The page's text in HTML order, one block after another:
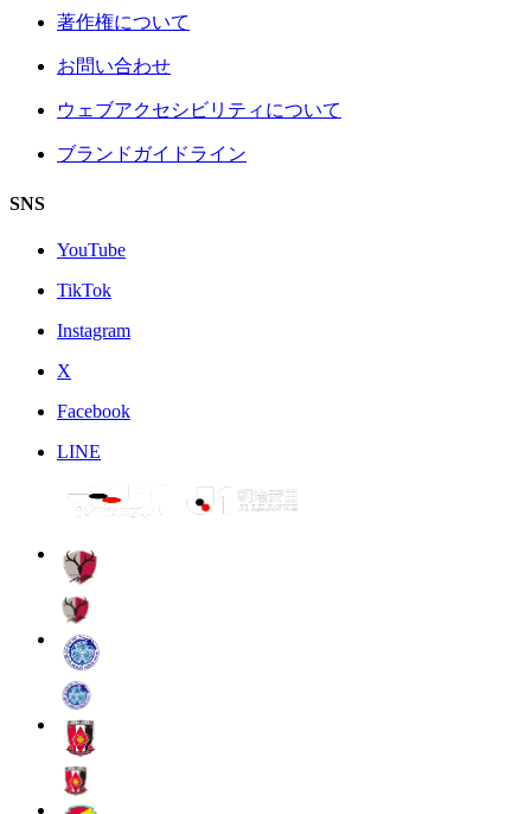
著作権について
お問い合わせ
ウェブアクセシビリティについて
ブランドガイドライン
SNS
YouTube
TikTok
Instagram
X
Facebook
LINE